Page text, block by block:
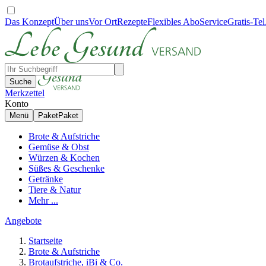
Das KonzeptÜber unsVor OrtRezepteFlexibles AboServiceGratis-
Suche
Merkzettel
Konto
Menü PaketPaket
Brote & Aufstriche
Gemüse & Obst
Würzen & Kochen
Süßes & Geschenke
Getränke
Tiere & Natur
Mehr ...
Angebote
Startseite
Brote & Aufstriche
Brotaufstriche, iBi & Co.